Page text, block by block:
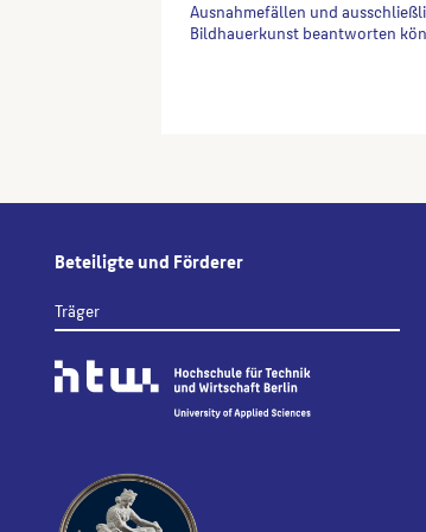
Ausnahmefällen und
Bildhauerkunst beantworten
Beteiligte und Förderer
Träger